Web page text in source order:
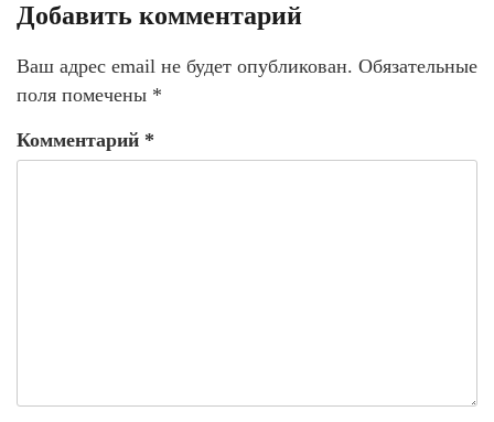
Добавить комментарий
Ваш адрес email не будет опубликован. Обязательные
поля помечены *
Комментарий *